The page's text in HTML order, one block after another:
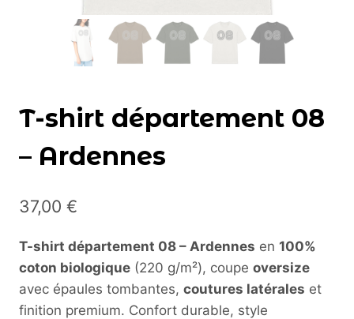
T-shirt département 08
– Ardennes
37,00 €
T-shirt département 08 – Ardennes en 100%
coton biologique (220 g/m²), coupe oversize
avec épaules tombantes, coutures latérales et
finition premium. Confort durable, style